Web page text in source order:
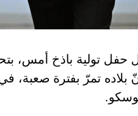
حفل تولية باذخ أمس،
بلاده تمرّ بفترة صعبة،